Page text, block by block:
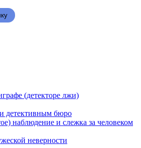
(детекторе лжи)
детективным бюро
наблюдение и слежка за человеком
неверности